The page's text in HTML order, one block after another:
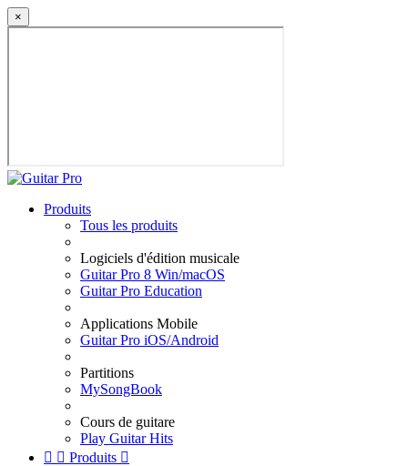
×
Produits
Tous les produits
Logiciels d'édition musicale
Guitar Pro 8 Win/macOS
Guitar Pro Education
Applications Mobile
Guitar Pro iOS/Android
Partitions
MySongBook
Cours de guitare
Play Guitar Hits
  Produits 